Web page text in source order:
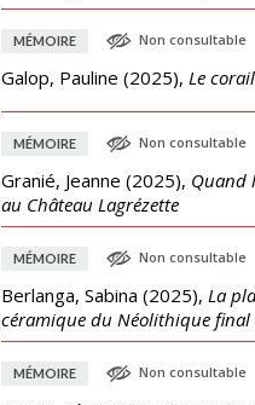
MÉMOIRE Non consultable
Galop, Pauline (2025), Le
MÉMOIRE Non consultable
Granié, Jeanne (2025), Quand
au Château Lagrézette
MÉMOIRE Non consultable
Berlanga, Sabina (2025), La
céramique du Néolithique final
MÉMOIRE Non consultable